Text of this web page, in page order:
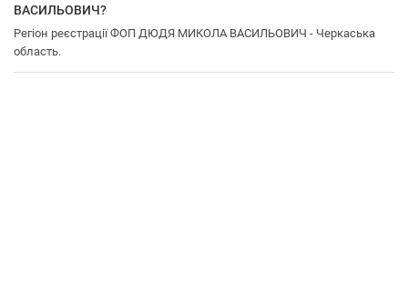
ВАСИЛЬОВИЧ?
Регіон реєстрації ФОП ДЮДЯ МИКОЛА ВАСИЛЬОВИЧ - Черкаська
область.